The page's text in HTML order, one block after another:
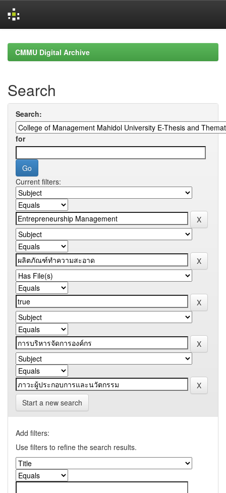
navigationCMMU Digital Archive
Search
Search:
for
Current filters:
Start a new search
Add filters:
Use filters to refine the search results.